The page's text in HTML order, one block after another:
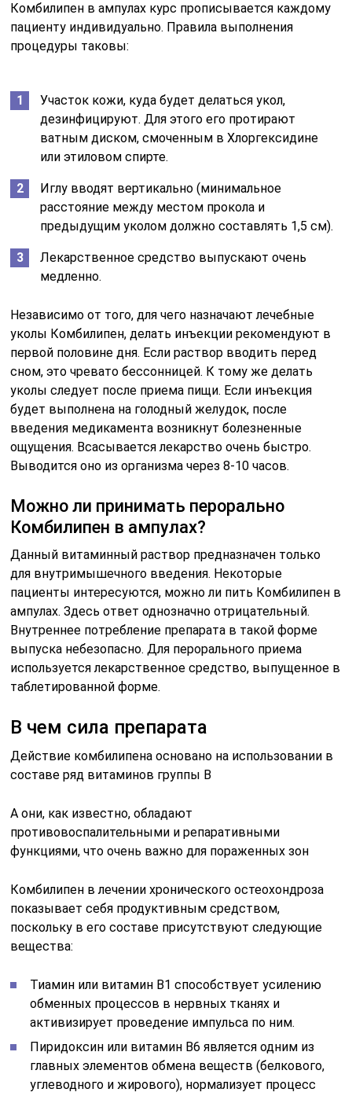
Комбилипен в ампулах курс прописывается каждому
пациенту индивидуально. Правила выполнения
процедуры таковы:
Участок кожи, куда будет делаться укол,
дезинфицируют. Для этого его протирают
ватным диском, смоченным в Хлоргексидине
или этиловом спирте.
Иглу вводят вертикально (минимальное
расстояние между местом прокола и
предыдущим уколом должно составлять 1,5 см).
Лекарственное средство выпускают очень
медленно.
Независимо от того, для чего назначают лечебные
уколы Комбилипен, делать инъекции рекомендуют в
первой половине дня. Если раствор вводить перед
сном, это чревато бессонницей. К тому же делать
уколы следует после приема пищи. Если инъекция
будет выполнена на голодный желудок, после
введения медикамента возникнут болезненные
ощущения. Всасывается лекарство очень быстро.
Выводится оно из организма через 8-10 часов.
Можно ли принимать перорально
Комбилипен в ампулах?
Данный витаминный раствор предназначен только
для внутримышечного введения. Некоторые
пациенты интересуются, можно ли пить Комбилипен в
ампулах. Здесь ответ однозначно отрицательный.
Внутреннее потребление препарата в такой форме
выпуска небезопасно. Для перорального приема
используется лекарственное средство, выпущенное в
таблетированной форме.
В чем сила препарата
Действие комбилипена основано на использовании в
составе ряд витаминов группы В
А они, как известно, обладают
противовоспалительными и репаративными
функциями, что очень важно для пораженных зон
Комбилипен в лечении хронического остеохондроза
показывает себя продуктивным средством,
поскольку в его составе присутствуют следующие
вещества:
Тиамин или витамин В1 способствует усилению
обменных процессов в нервных тканях и
активизирует проведение импульса по ним.
Пиридоксин или витамин В6 является одним из
главных элементов обмена веществ (белкового,
углеводного и жирового), нормализует процесс